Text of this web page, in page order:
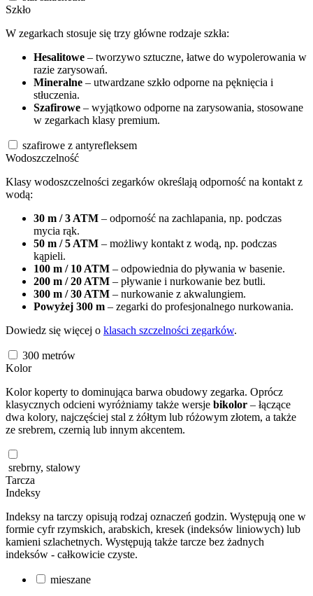
Szkło
W zegarkach stosuje się trzy główne rodzaje szkła:
Hesalitowe – tworzywo sztuczne, łatwe do wypolerowania w
razie zarysowań.
Mineralne – utwardzane szkło odporne na pęknięcia i
stłuczenia.
Szafirowe – wyjątkowo odporne na zarysowania, stosowane
w zegarkach klasy premium.
szafirowe z antyrefleksem
Wodoszczelność
Klasy wodoszczelności zegarków określają odporność na kontakt z
wodą:
30 m / 3 ATM – odporność na zachlapania, np. podczas
mycia rąk.
50 m / 5 ATM – możliwy kontakt z wodą, np. podczas
kąpieli.
100 m / 10 ATM – odpowiednia do pływania w basenie.
200 m / 20 ATM – pływanie i nurkowanie bez butli.
300 m / 30 ATM – nurkowanie z akwalungiem.
Powyżej 300 m – zegarki do profesjonalnego nurkowania.
Dowiedz się więcej o klasach szczelności zegarków.
300 metrów
Kolor
Kolor koperty to dominująca barwa obudowy zegarka. Oprócz
klasycznych odcieni wyróżniamy także wersje bikolor – łączące
dwa kolory, najczęściej stal z żółtym lub różowym złotem, a także
ze srebrem, czernią lub innym akcentem.
srebrny, stalowy
Tarcza
Indeksy
Indeksy na tarczy opisują rodzaj oznaczeń godzin. Występują one w
formie cyfr rzymskich, arabskich, kresek (indeksów liniowych) lub
kamieni szlachetnych. Występują także tarcze bez żadnych
indeksów - całkowicie czyste.
mieszane